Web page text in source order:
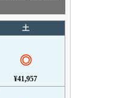
土
◎
¥41,957